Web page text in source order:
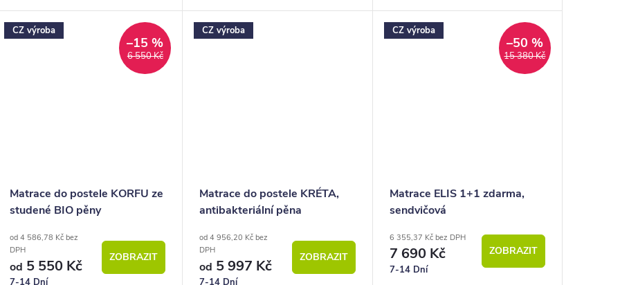
CZ výroba
6 550 Kč
–15 %
Matrace do postele KORFU ze
studené BIO pěny
od 4 586,78 Kč bez
DPH
od 5 550 Kč
7-14 Dní
ZOBRAZIT
CZ výroba
Matrace do postele KRÉTA,
antibakteriální pěna
od 4 956,20 Kč bez
DPH
od 5 997 Kč
7-14 Dní
ZOBRAZIT
CZ výroba
15 380 Kč
–50 %
Matrace ELIS 1+1 zdarma,
sendvičová
6 355,37 Kč bez DPH
7 690 Kč
7-14 Dní
ZOBRAZIT